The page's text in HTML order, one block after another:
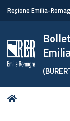
Regione Emilia-
Tu